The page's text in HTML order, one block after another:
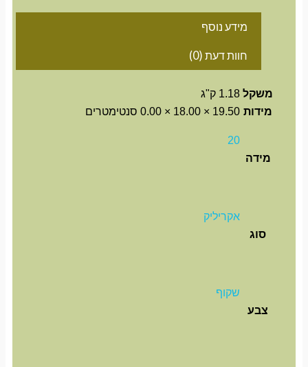
מידע נוסף
חוות דעת (0)
משקל 1.18 ק"ג
מידות 19.50 × 18.00 × 0.00 סנטימטרים
מידה
סוג
אקריליק
צבע
שקוף